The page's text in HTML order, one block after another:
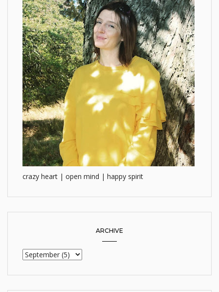
crazy heart | open mind | happy spirit
ARCHIVE